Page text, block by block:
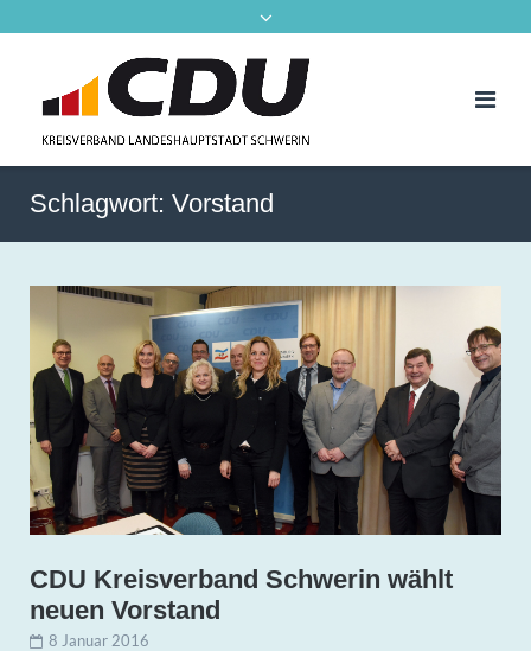
Schlagwort: Vorstand
CDU Kreisverband Schwerin wählt
neuen Vorstand
8 Januar 2016